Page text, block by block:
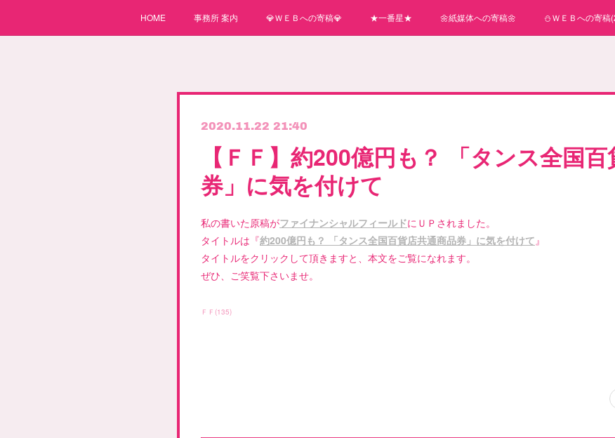
HOME 事務所 案内 💎ＷＥＢへの寄稿💎 ★一番星★ 🌼紙媒体への寄稿🌼 ⛄ＷＥＢへの寄稿
2020.11.22 21:40
【ＦＦ】約200億円も？ 「タンス全国
券」に気を付けて
私の書いた原稿がファイナンシャルフィールドにＵＰされました。
タイトルは『約200億円も？ 「タンス全国百貨店共通商品券」に気を付けて』
タイトルをクリックして頂きますと、本文をご覧になれます。
ぜひ、ご笑覧下さいませ。
ＦＦ (135)